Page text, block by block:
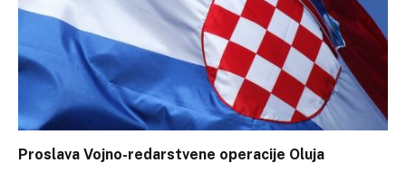
Proslava Vojno-redarstvene operacije Oluja